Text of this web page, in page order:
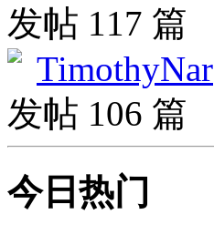
发帖 117 篇
TimothyNar
发帖 106 篇
今日热门